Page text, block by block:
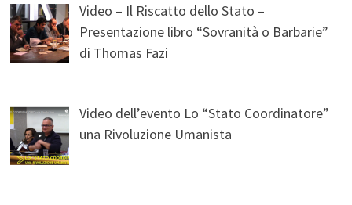
Video – Il Riscatto dello Stato –
Presentazione libro “Sovranità o Barbarie”
di Thomas Fazi
Video dell’evento Lo “Stato Coordinatore”
una Rivoluzione Umanista